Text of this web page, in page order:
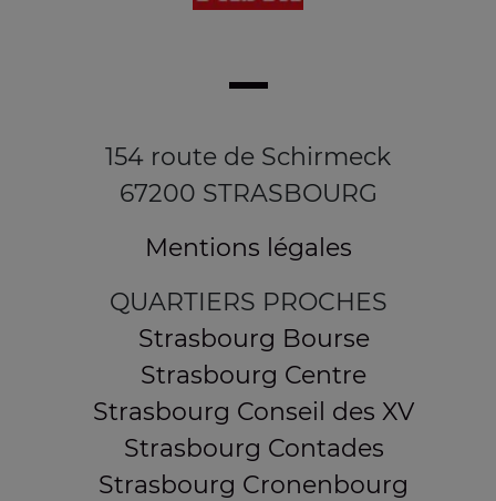
154 route de Schirmeck
67200 STRASBOURG
Mentions légales
QUARTIERS PROCHES
Strasbourg Bourse
Strasbourg Centre
Strasbourg Conseil des XV
Strasbourg Contades
Strasbourg Cronenbourg